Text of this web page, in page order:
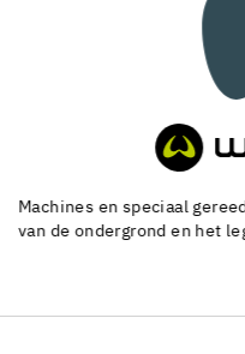
voor de voorbereiding
alle soorten bedekking